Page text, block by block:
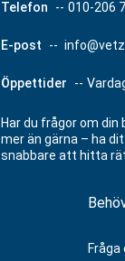
Telefon -- 010-206
E-post --
Öppettider --
Har du frågor om din
mer än gärna – ha
snabbare att hitta
Fråga